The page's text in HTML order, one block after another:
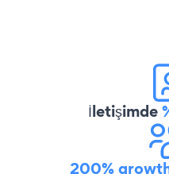
İletişimde
200%